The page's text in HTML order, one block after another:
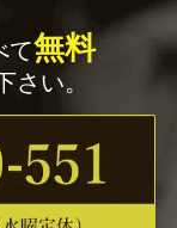
て無料
さい。